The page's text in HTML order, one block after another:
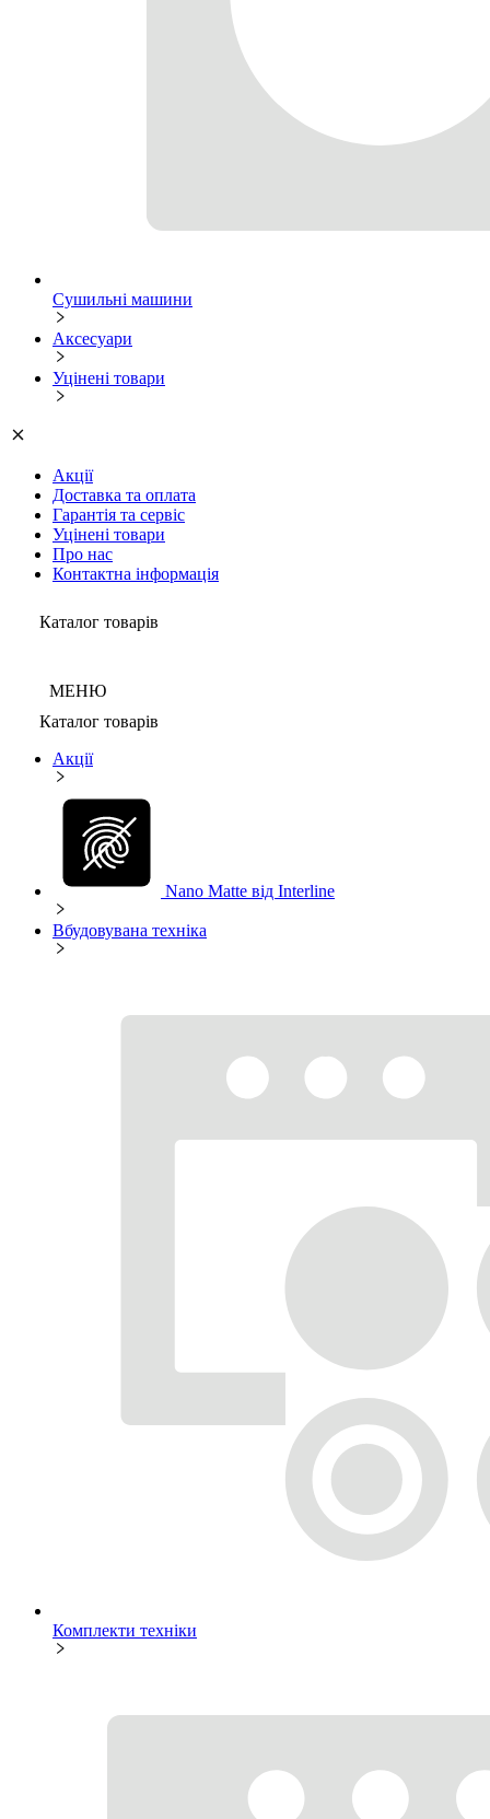
Сушильні машини
Аксесуари
Уцінені товари
Акції
Доставка та оплата
Гарантія та сервіс
Уцінені товари
Про нас
Контактна інформація
Каталог товарів
МЕНЮ
Каталог товарів
Акції
Nano Matte від Interline
Вбудовувана техніка
Комплекти техніки